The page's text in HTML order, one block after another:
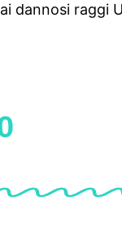
dannosi raggi